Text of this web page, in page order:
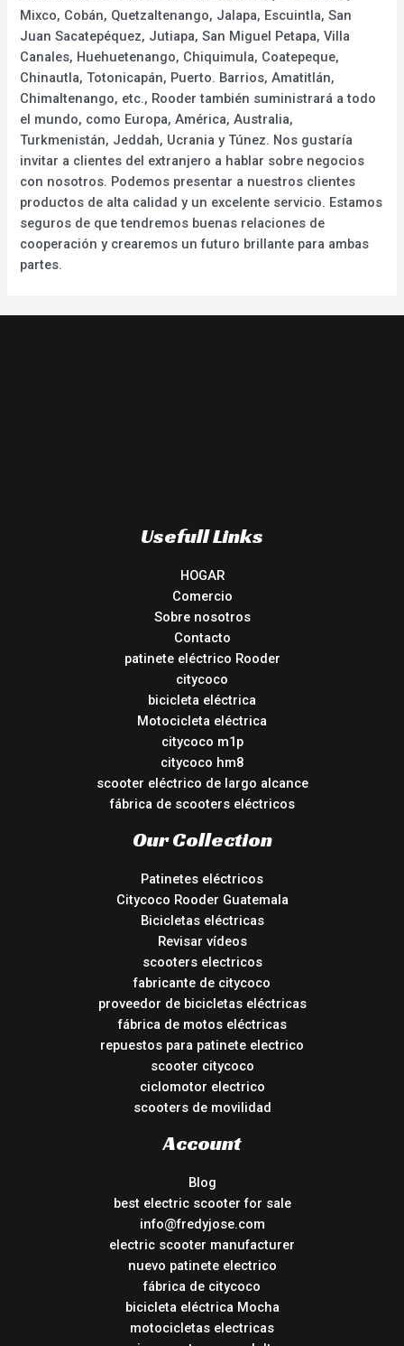
Mixco, Cobán, Quetzaltenango, Jalapa, Escuintla, San
Juan Sacatepéquez, Jutiapa, San Miguel Petapa, Villa
Canales, Huehuetenango, Chiquimula, Coatepeque,
Chinautla, Totonicapán, Puerto. Barrios, Amatitlán,
Chimaltenango, etc., Rooder también suministrará a todo
el mundo, como Europa, América, Australia,
Turkmenistán, Jeddah, Ucrania y Túnez. Nos gustaría
invitar a clientes del extranjero a hablar sobre negocios
con nosotros. Podemos presentar a nuestros clientes
productos de alta calidad y un excelente servicio. Estamos
seguros de que tendremos buenas relaciones de
cooperación y crearemos un futuro brillante para ambas
partes.
Usefull Links
HOGAR
Comercio
Sobre nosotros
Contacto
patinete eléctrico Rooder
citycoco
bicicleta eléctrica
Motocicleta eléctrica
citycoco m1p
citycoco hm8
scooter eléctrico de largo alcance
fábrica de scooters eléctricos
Our Collection
Patinetes eléctricos
Citycoco Rooder Guatemala
Bicicletas eléctricas
Revisar vídeos
scooters electricos
fabricante de citycoco
proveedor de bicicletas eléctricas
fábrica de motos eléctricas
repuestos para patinete electrico
scooter citycoco
ciclomotor electrico
scooters de movilidad
Account
Blog
best electric scooter for sale
info@fredyjose.com
electric scooter manufacturer
nuevo patinete electrico
fábrica de citycoco
bicicleta eléctrica Mocha
motocicletas electricas